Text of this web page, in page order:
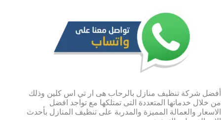
أفضل شركة تنظيف منازل بالرحاب هى ار تي اس كلين وذلك
من خلال خدماتها المتعددة التى تمتلكها مع تواجد افضل
الاسعار والعمالة المميزة والمدربة على تنظيف المنازل بأحدث